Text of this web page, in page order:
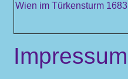
Wien im Türkensturm 1683
Impressum